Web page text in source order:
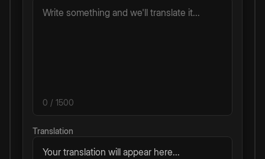
0 / 1500
Translation
Your translation will appear here...